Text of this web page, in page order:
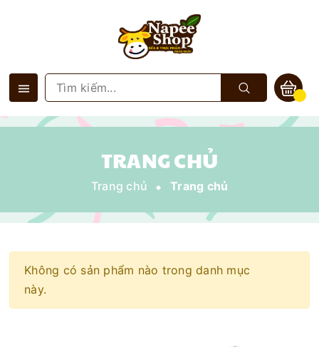
TRANG CHỦ
Trang chủ Trang chủ
Không có sản phẩm nào trong danh mục
này.